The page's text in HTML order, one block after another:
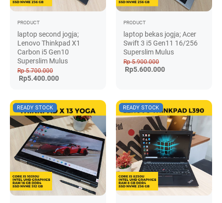
PRODUCT
laptop second jogja;
Lenovo Thinkpad X1
Carbon i5 Gen10
Superslim Mulus
Rp 5.700.000
Rp5.400.000
PRODUCT
laptop bekas jogja; Acer
Swift 3 i5 Gen11 16/256
Superslim Mulus
Rp 5.900.000
Rp5.600.000
READY STOCK READY STOCK